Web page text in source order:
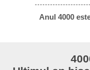
Anul 4000